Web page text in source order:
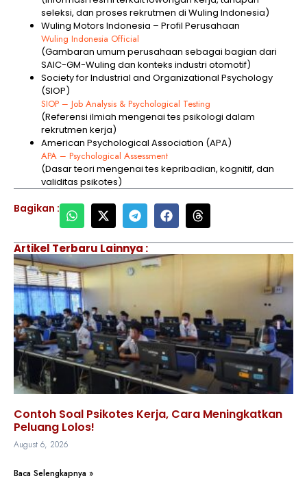
seleksi, dan proses rekrutmen di Wuling Indonesia)
Wuling Motors Indonesia – Profil Perusahaan
Wuling Indonesia Official
(Gambaran umum perusahaan sebagai bagian dari
SAIC-GM-Wuling dan konteks industri otomotif)
Society for Industrial and Organizational Psychology
(SIOP)
SIOP – Job Analysis & Psychological Testing
(Referensi ilmiah mengenai tes psikologi dalam
rekrutmen kerja)
American Psychological Association (APA)
APA – Psychological Assessment
(Dasar teori mengenai tes kepribadian, kognitif, dan
validitas psikotes)
Bagikan :
Artikel Terbaru Lainnya :
Contoh Soal Psikotes Kerja, Cara Meningkatkan
Peluang Lolos!
August 6, 2026
Baca Selengkapnya »